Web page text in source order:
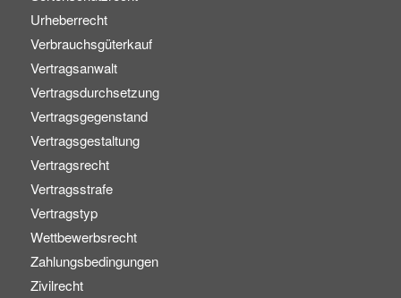
Urheberrecht
Verbrauchsgüterkauf
Vertragsanwalt
Vertragsdurchsetzung
Vertragsgegenstand
Vertragsgestaltung
Vertragsrecht
Vertragsstrafe
Vertragstyp
Wettbewerbsrecht
Zahlungsbedingungen
Zivilrecht